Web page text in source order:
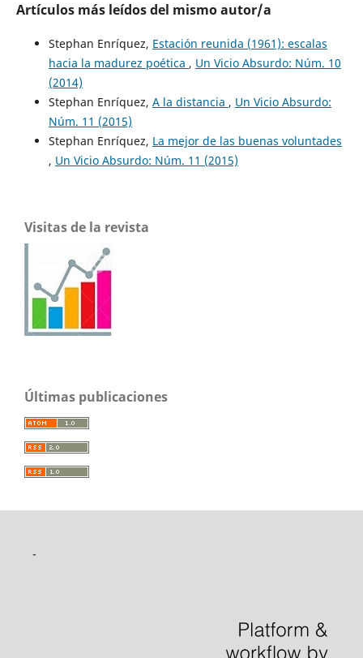
Artículos más leídos del mismo autor/a
Stephan Enríquez, Estación reunida (1961): escalas
hacia la madurez poética , Un Vicio Absurdo: Núm. 10
(2014)
Stephan Enríquez, A la distancia , Un Vicio Absurdo:
Núm. 11 (2015)
Stephan Enríquez, La mejor de las buenas voluntades
, Un Vicio Absurdo: Núm. 11 (2015)
Visitas de la revista
Últimas publicaciones
-